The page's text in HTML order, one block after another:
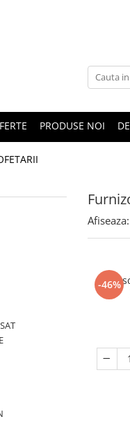
PRODUSE NOI
Afiseaza:
-46%